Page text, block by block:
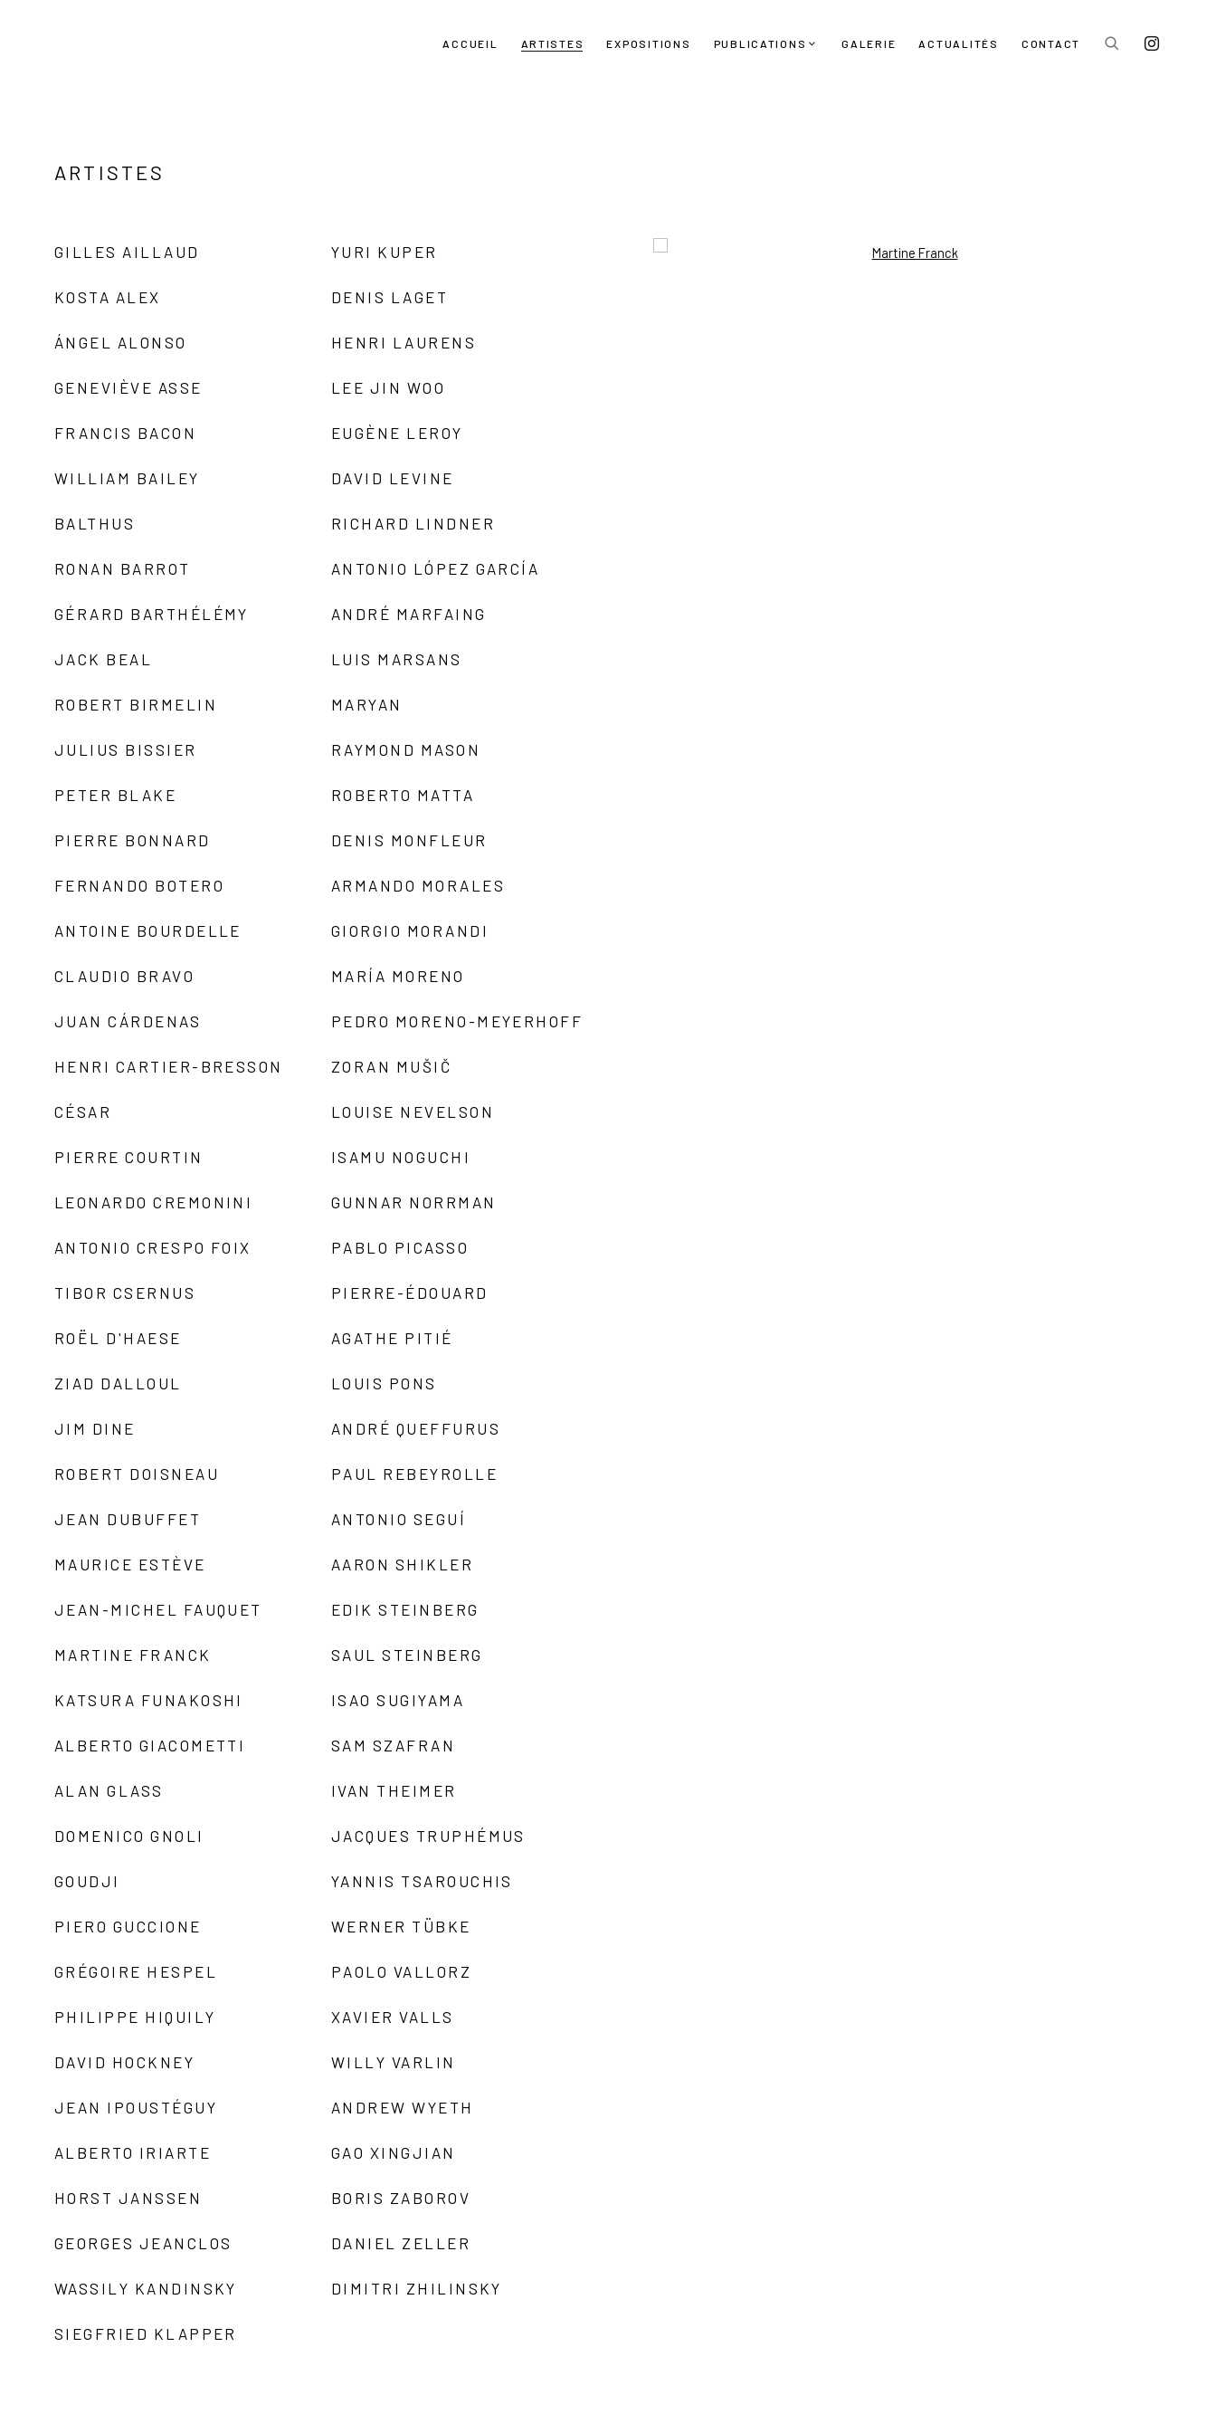
ACCUEIL ARTISTES EXPOSITIONS PUBLICATIONS GALERIE ACTUALITÉS CONTACT
ARTISTES
GILLES AILLAUD
KOSTA ALEX
ÁNGEL ALONSO
GENEVIÈVE ASSE
FRANCIS BACON
WILLIAM BAILEY
BALTHUS
RONAN BARROT
GÉRARD BARTHÉLÉMY
JACK BEAL
ROBERT BIRMELIN
JULIUS BISSIER
PETER BLAKE
PIERRE BONNARD
FERNANDO BOTERO
ANTOINE BOURDELLE
CLAUDIO BRAVO
JUAN CÁRDENAS
HENRI CARTIER-BRESSON
CÉSAR
PIERRE COURTIN
LEONARDO CREMONINI
ANTONIO CRESPO FOIX
TIBOR CSERNUS
ROËL D'HAESE
ZIAD DALLOUL
JIM DINE
ROBERT DOISNEAU
JEAN DUBUFFET
MAURICE ESTÈVE
JEAN-MICHEL FAUQUET
MARTINE FRANCK
KATSURA FUNAKOSHI
ALBERTO GIACOMETTI
ALAN GLASS
DOMENICO GNOLI
GOUDJI
PIERO GUCCIONE
GRÉGOIRE HESPEL
PHILIPPE HIQUILY
DAVID HOCKNEY
JEAN IPOUSTÉGUY
ALBERTO IRIARTE
HORST JANSSEN
GEORGES JEANCLOS
WASSILY KANDINSKY
SIEGFRIED KLAPPER
YURI KUPER
DENIS LAGET
HENRI LAURENS
LEE JIN WOO
EUGÈNE LEROY
DAVID LEVINE
RICHARD LINDNER
ANTONIO LÓPEZ GARCÍA
ANDRÉ MARFAING
LUIS MARSANS
MARYAN
RAYMOND MASON
ROBERTO MATTA
DENIS MONFLEUR
ARMANDO MORALES
GIORGIO MORANDI
MARÍA MORENO
PEDRO MORENO-MEYERHOFF
ZORAN MUŠIČ
LOUISE NEVELSON
ISAMU NOGUCHI
GUNNAR NORRMAN
PABLO PICASSO
PIERRE-ÉDOUARD
AGATHE PITIÉ
LOUIS PONS
ANDRÉ QUEFFURUS
PAUL REBEYROLLE
ANTONIO SEGUÍ
AARON SHIKLER
EDIK STEINBERG
SAUL STEINBERG
ISAO SUGIYAMA
SAM SZAFRAN
IVAN THEIMER
JACQUES TRUPHÉMUS
YANNIS TSAROUCHIS
WERNER TÜBKE
PAOLO VALLORZ
XAVIER VALLS
WILLY VARLIN
ANDREW WYETH
GAO XINGJIAN
BORIS ZABOROV
DANIEL ZELLER
DIMITRI ZHILINSKY